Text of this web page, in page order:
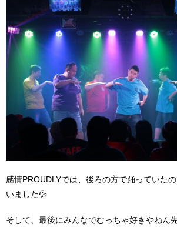
感情PROUDLYでは、後ろの方で踊っていた
いました💦
そして、最後にみんなでむっちゃ好きやねん